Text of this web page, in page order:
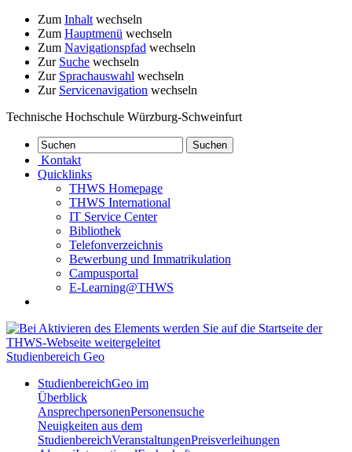
Zum Inhalt wechseln
Zum Hauptmenü wechseln
Zum Navigationspfad wechseln
Zur Suche wechseln
Zur Sprachauswahl wechseln
Zur Servicenavigation wechseln
Technische Hochschule Würzburg-Schweinfurt
Kontakt
Quicklinks
THWS Homepage
THWS International
IT Service Center
Bibliothek
Telefonverzeichnis
Bewerbung und Immatrikulation
Campusportal
E-Learning@THWS
Studienbereich Geo
StudienbereichGeo im
Überblick
AnsprechpersonenPersonensuche
Neuigkeiten aus dem
StudienbereichVeranstaltungenPreisverleihungen